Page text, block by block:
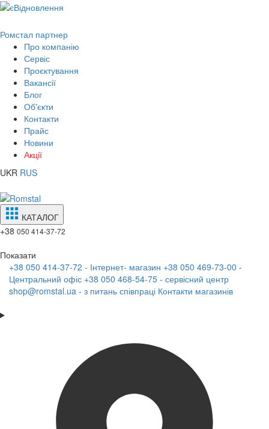
Ромстал партнер
Про компанію
Сервіс
Проєктування
Вакансії
Блог
Об'єкти
Контакти
Прайс
Новини
Акції
UKR RUS
КАТАЛОГ
+38 050 414-37-72
Показати
+38 050 414-37-72 - Інтернет- магазин +38 050 469-73-00 -
Центральний офіс +38 050 468-54-75 - сервісний центр
shop@romstal.ua - з питань співпраці Контакти магазинів